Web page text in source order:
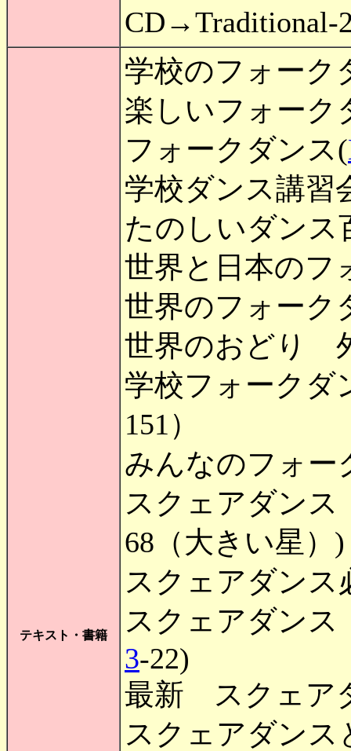
CD→Traditional-
テキスト・書籍
学校のフォーク
楽しいフォーク
フォークダンス(
学校ダンス講習
たのしいダンス
世界と日本のフ
世界のフォーク
世界のおどり
学校フォークダ
151）
みんなのフォー
スクェアダンス
68（大きい星）)
スクェアダンス
スクェアダン
3-22)
最新 スクェア
スクェアダン